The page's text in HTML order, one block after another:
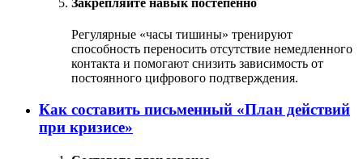
Закрепляйте навык постепенно
Регулярные «часы тишины» тренируют
способность переносить отсутствие немедленного
контакта и помогают снизить зависимость от
постоянного цифрового подтверждения.
Как составить письменный «План действий
при кризисе»